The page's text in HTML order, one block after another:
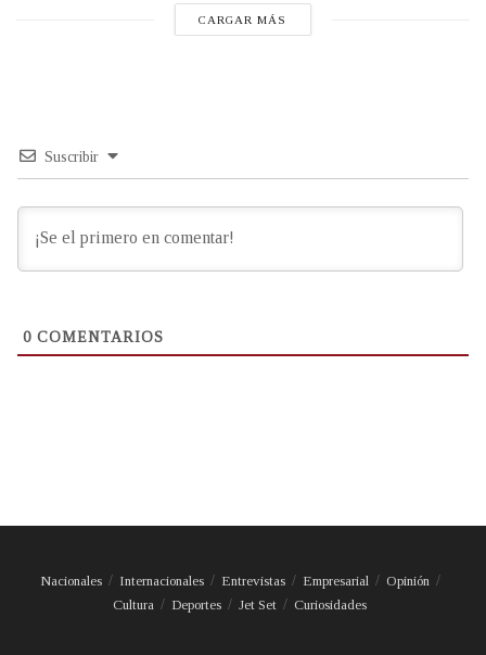
CARGAR MÁS
Suscribir
0 COMENTARIOS
Nacionales Internacionales Entrevistas Empresarial
Opinión
Cultura
Deportes Jet Set Curiosidades